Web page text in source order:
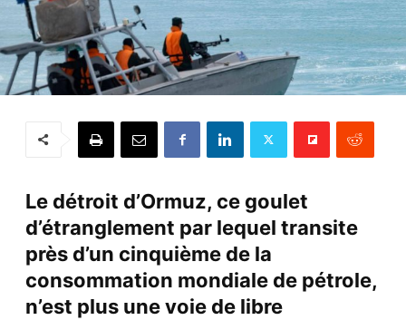
Le détroit d’Ormuz, ce goulet
d’étranglement par lequel transite
près d’un cinquième de la
consommation mondiale de pétrole,
n’est plus une voie de libre